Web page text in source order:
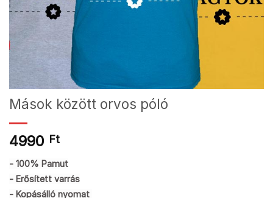
Mások között orvos póló
4990 Ft
- 100% Pamut
- Erősített varrás
- Kopásálló nyomat